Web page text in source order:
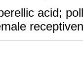
acid;